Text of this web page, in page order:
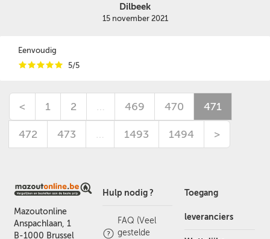
Dilbeek
15 november 2021
Eenvoudig
iiiii 5/5
< 1 2 … 469 470 471
472 473 … 1493 1494 >
Mazoutonline
Anspachlaan, 1
B-1000 Brussel
Hulp nodig ?
FAQ (Veel
gestelde
Toegang
leveranciers